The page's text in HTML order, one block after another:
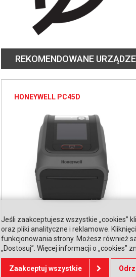
REKOMENDOWANE
HONEYWELL PC45D
Jeśli zaakceptujesz wszystkie „cookies”
oraz pliki analityczne i reklamowe.
funkcjonowania strony. Możesz również
„Dostosuj”. Więcej informacji o „cookies”
Zaakceptuj wszystkie